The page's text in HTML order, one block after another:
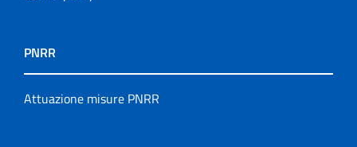
PNRR
Attuazione misure PNRR